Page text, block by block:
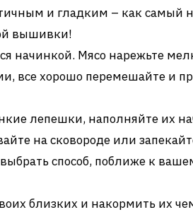
и гладким – как самый
вышивки!
начинкой. Мясо нарежьте
все хорошо перемешайте и
лепешки, наполняйте их
на сковороде или
способ, поближе к
близких и накормить их